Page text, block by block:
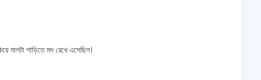
মালটা গাড়িতে মদ রেখে এসেছিল।